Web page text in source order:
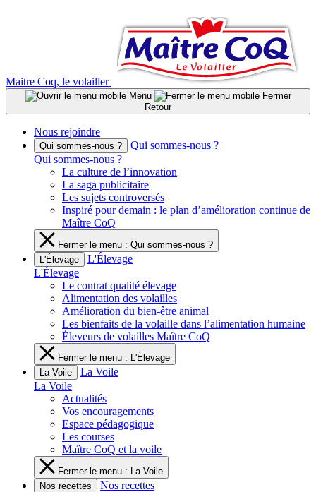
Maitre Coq, le volailler
Menu
Fermer
Retour
Nous rejoindre
Qui sommes-nous ?
Qui sommes-nous ?
Qui sommes-nous ?
La culture de l’innovation
La saga publicitaire
Les sujets controversés
Inspiré pour demain : le plan d’amélioration continue de
Maître CoQ
Fermer le menu : Qui sommes-nous ?
L'Élevage
L'Élevage
L'Élevage
Le contrat qualité élevage
Alimentation des volailles
Amélioration du bien-être animal
Les bienfaits de la volaille dans l’alimentation humaine
Éleveurs de volailles Maître CoQ
Fermer le menu : L'Élevage
La Voile
La Voile
La Voile
Actualités
Vos encouragements
Espace pédagogique
Les courses
Maître CoQ et la voile
Fermer le menu : La Voile
Nos recettes
Nos recettes